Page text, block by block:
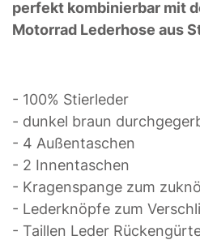
perfekt kombinierbar mit
Motorrad Lederhose aus
- 100% Stierleder
- dunkel braun
- 4 Außentaschen
- 2 Innentaschen
- Kragenspange zum
- Lederknöpfe zum
- Taillen Leder